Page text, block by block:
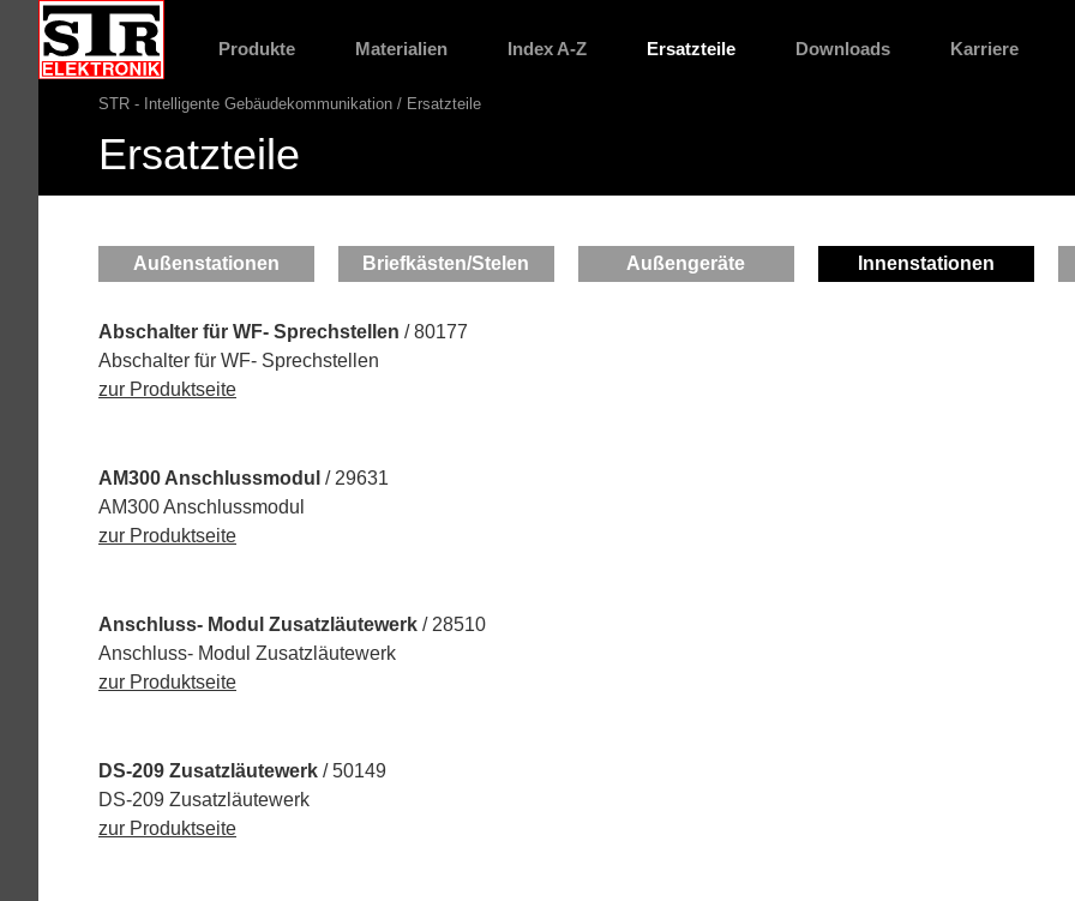
direkt
Website
Hauptnavigation
Produkte Materialien Index A-Z Ersatzteile Downloads Karriere
STR - Intelligente Gebäudekommunikation Ersatzteile
Ersatzteile
Hauptinhalt
Außenstationen Briefkästen/Stelen Außengeräte Innenstationen
Abschalter für WF- Sprechstellen / 80177
Abschalter für WF- Sprechstellen
zur Produktseite
AM300 Anschlussmodul / 29631
AM300 Anschlussmodul
zur Produktseite
Anschluss- Modul Zusatzläutewerk / 28510
Anschluss- Modul Zusatzläutewerk
zur Produktseite
DS-209 Zusatzläutewerk / 50149
DS-209 Zusatzläutewerk
zur Produktseite